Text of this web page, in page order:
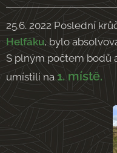
25.6. 2022 Poslední
Helfáku, bylo
S plným počtem bodů
umístili na 1. místě.